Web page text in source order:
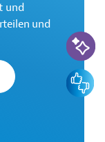
und
und
KI-